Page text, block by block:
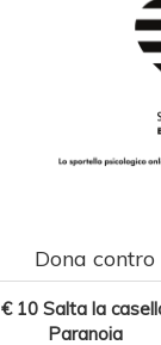
Dona
€ 10 Salta la
Paranoia